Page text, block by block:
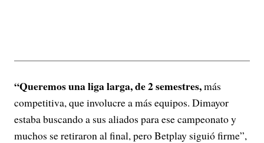
“Queremos una liga larga, de 2 semestres,más
competitiva, que involucre a más equipos. Dimayor
estaba buscando a sus aliados para ese campeonato y
muchos se retiraron al final, pero Betplay siguió firme”,